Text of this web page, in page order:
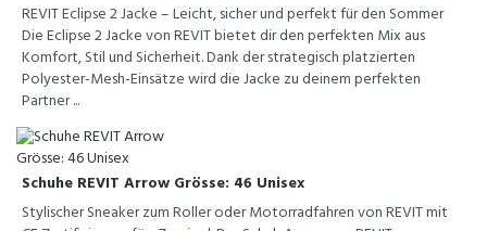
REVIT Eclipse 2 Jacke – Leicht, sicher und perfekt für den Sommer
Die Eclipse 2 Jacke von REVIT bietet dir den perfekten Mix aus
Komfort, Stil und Sicherheit. Dank der strategisch platzierten
Polyester-Mesh-Einsätze wird die Jacke zu deinem perfekten
Partner ...
Schuhe REVIT Arrow Grösse: 46 Unisex
Stylischer Sneaker zum Roller oder Motorradfahren von REVIT mit